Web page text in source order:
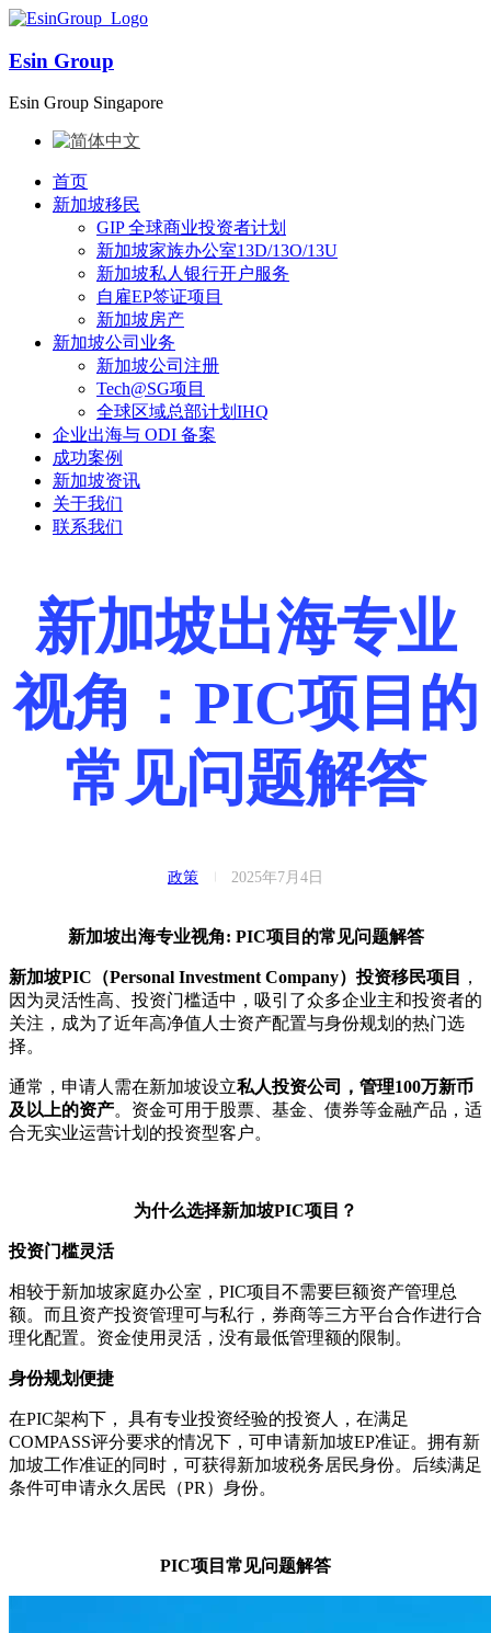
Esin Group
Esin Group Singapore
首页
新加坡移民
GIP 全球商业投资者计划
新加坡家族办公室13D/13O/13U
新加坡私人银行开户服务
自雇EP签证项目
新加坡房产
新加坡公司业务
新加坡公司注册
Tech@SG项目
全球区域总部计划IHQ
企业出海与 ODI 备案
成功案例
新加坡资讯
关于我们
联系我们
新加坡出海专业
视角：PIC项目的
常见问题解答
2025年7月4日
政策
新加坡出海专业视角: PIC项目的常见问题解答
新加坡PIC（Personal Investment Company）投资移民项目
，
因为灵活性高、投资门槛适中，吸引了众多企业主和投资者的
关注，成为了近年高净值人士资产配置与身份规划的热门选
择。
通常，申请人需在新加坡设立私人投资公司，管理100万新币
及以上的资产。资金可用于股票、基金、债券等金融产品，适
合无实业运营计划的投资型客户。
为什么选择新加坡PIC项目？
投资门槛灵活
相较于新加坡家庭办公室，PIC项目不需要巨额资产管理总
额。而且资产投资管理可与私行，券商等三方平台合作进行合
理化配置。资金使用灵活，没有最低管理额的限制。
身份规划便捷
在PIC架构下， 具有专业投资经验的投资人，在满足
COMPASS评分要求的情况下，可申请新加坡EP准证。拥有新
加坡工作准证的同时，可获得新加坡税务居民身份。后续满足
条件可申请永久居民（PR）身份。
PIC项目常见问题解答